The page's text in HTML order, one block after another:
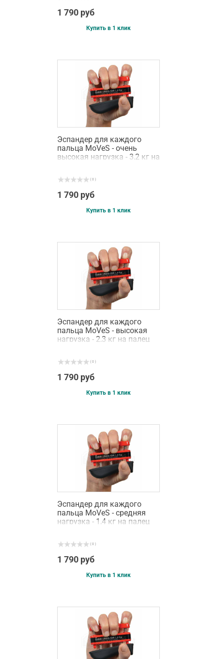
1 790 руб
Купить в 1 клик
Эспандер для каждого
пальца MoVeS - очень
высокая нагрузка - 3,2 кг на
( 0 )
1 790 руб
Купить в 1 клик
Эспандер для каждого
пальца MoVeS - высокая
нагрузка - 2,3 кг на палец
( 0 )
1 790 руб
Купить в 1 клик
Эспандер для каждого
пальца MoVeS - средняя
нагрузка - 1,4 кг на палец
( 0 )
1 790 руб
Купить в 1 клик